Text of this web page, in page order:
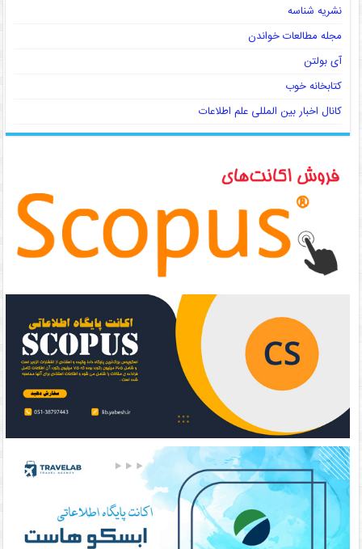
نشریه شناسه
مجله مطالعات خواندن
آی بولتن
کتابخانه خوب
کانال اخبار بین المللی علم اطلاعات